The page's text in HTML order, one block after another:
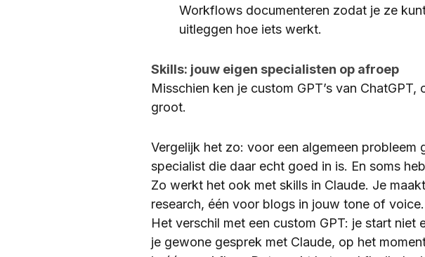
Workflows documenteren zodat je ze
uitleggen hoe iets werkt.
Skills: jouw eigen specialisten op afroep
Misschien ken je custom GPT’s van
groot.
Vergelijk het zo: voor een algemeen probleem
specialist die daar echt goed in is. En soms
Zo werkt het ook met skills in Claude. Je
research, één voor blogs in jouw tone of
Het verschil met een custom GPT: je start
je gewone gesprek met Claude, op het